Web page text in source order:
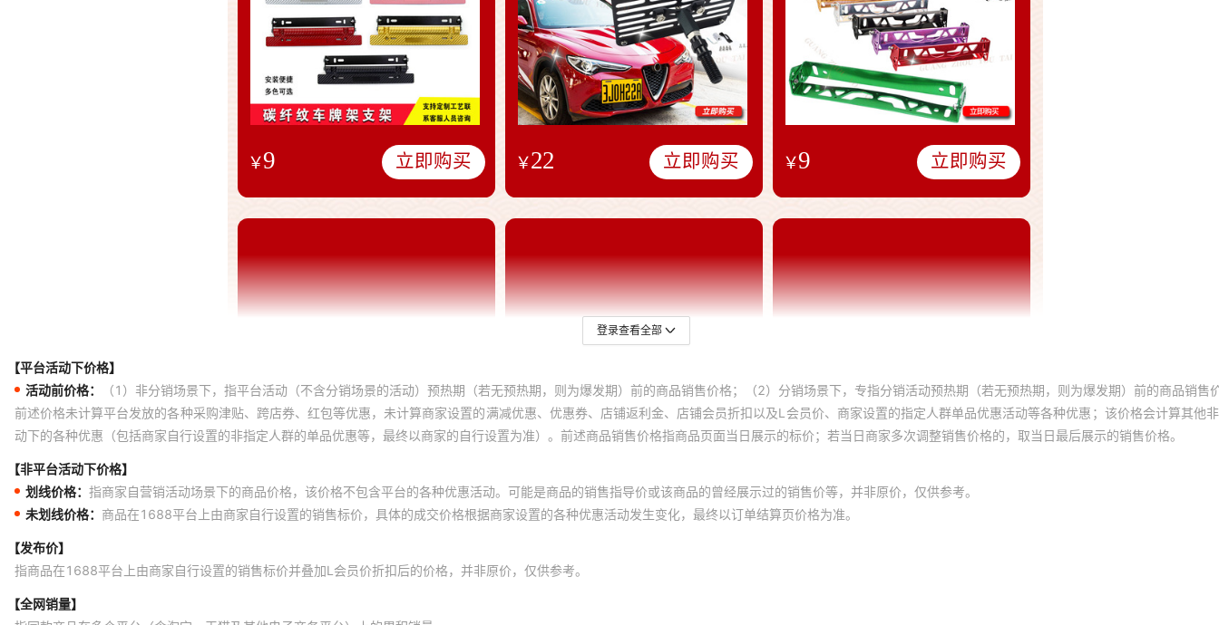
登录查看全部
【平台活动下价格】
活动前价格：
（1）非分销场景下，指平台活动（不含分销场景的活动）预热期（若无预热期，则为爆发期）前的商品销售价格；（2）分销场景下，专指分销活动预热期（若无预热期，则为爆发期）前的商品销售
前述价格未计算平台发放的各种采购津贴、跨店券、红包等优惠，未计算商家设置的满减优惠、优惠券、店铺返利金、店铺会员折扣以及L会员价、商家设置的指定人群单品优惠活动等各种优惠；该价格会计算其他
动下的各种优惠（包括商家自行设置的非指定人群的单品优惠等，最终以商家的自行设置为准）。前述商品销售价格指商品页面当日展示的标价；若当日商家多次调整销售价格的，取当日最后展示的销售价格。
【非平台活动下价格】
划线价格： 指商家自营销活动场景下的商品价格，该价格不包含平台的各种优惠活动。可能是商品的销售指导价或该商品的曾经展示过的销售价等，并非原价，仅供参考。
未划线价格： 商品在1688平台上由商家自行设置的销售标价，具体的成交价格根据商家设置的各种优惠活动发生变化，最终以订单结算页价格为准。
【发布价】
指商品在1688平台上由商家自行设置的销售标价并叠加L会员价折扣后的价格，并非原价，仅供参考。
【全网销量】